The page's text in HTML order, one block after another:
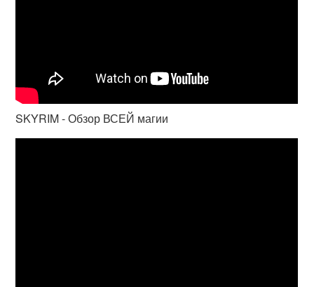
SKYRIM - Обзор ВСЕЙ магии